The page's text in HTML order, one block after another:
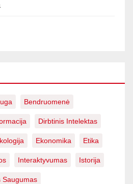
Bendruomenė
Dirbtinis Intelektas
Ekonomika Etika
Interaktyvumas Istorija
Saugumas